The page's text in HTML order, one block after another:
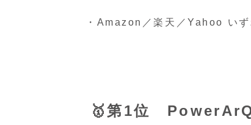
・Amazon／楽天／Yahoo い
🥇第1位